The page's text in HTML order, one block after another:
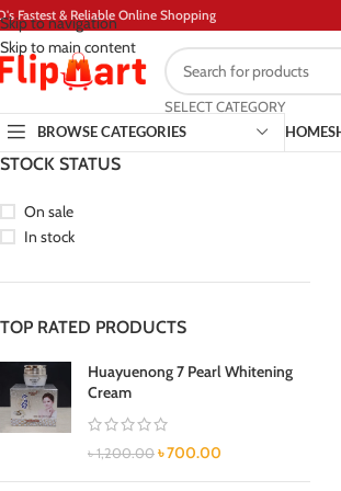
Skip to navigation
Skip to main content
Fastest & Reliable Online Shopping
SELECT CATEGORY
BROWSE CATEGORIES
HOME
STOCK STATUS
On sale
In stock
TOP RATED PRODUCTS
Huayuenong 7 Pearl Whitening
Cream
৳1,200.00 ৳700.00